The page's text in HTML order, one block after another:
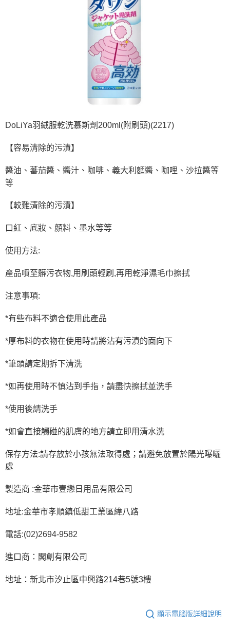
DoLiYa羽絨服乾洗慕斯劑200ml(附刷頭)(2217)
【容易清除的污漬】
醬油、蕃茄醬、醬汁、咖啡、義大利麵醬、咖哩、沙拉醬等
等
【較難清除的污漬】
口紅、底妝、顏料、墨水等等
使用方法:
產品噴至髒污衣物,用刷頭輕刷,再用乾淨濕毛巾擦拭
注意事項:
*有些布料不適合使用此產品
*厚布料的衣物在使用時請將沾有污漬的面向下
*筆頭請定期拆下清洗
*如再使用時不慎沾到手指，請盡快擦拭並洗手
*使用後請洗手
*如會直接觸碰的肌膚的地方請立即用清水洗
保存方法:請存放於小孩無法取得處；請避免放置於陽光曝曬
處
製造商 :金華市壹戀日用品有限公司
地址:金華市孝順鎮低甜工業區緯八路
電話:(02)2694-9582
進口商：閣創有限公司
地址：新北市汐止區中興路214巷5號3樓
顯示電腦版詳細說明